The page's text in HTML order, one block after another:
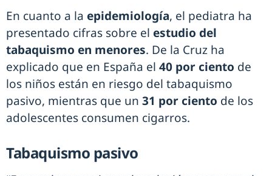
En cuanto a la epidemiología, el pediatra ha
presentado cifras sobre el estudio del
tabaquismo en menores. De la Cruz ha
explicado que en España el 40 por ciento de
los niños están en riesgo del tabaquismo
pasivo, mientras que un 31 por ciento de los
adolescentes consumen cigarros.
Tabaquismo pasivo